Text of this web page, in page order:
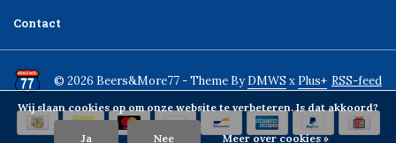
Contact
© 2026 Beers&More77 - Theme ByDMWS x Plus+ RSS-feed
Wij slaan cookies op om onze website te verbeteren. Is dat akkoord?
Ja Nee Meer over cookies »